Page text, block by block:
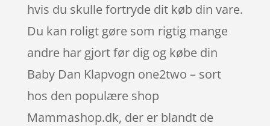
hvis du skulle fortryde dit køb din vare.
Du kan roligt gøre som rigtig mange
andre har gjort før dig og købe din
Baby Dan Klapvogn one2two – sort
hos den populære shop
Mammashop.dk, der er blandt de